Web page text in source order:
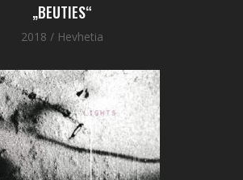
„BEUTIES“
2018 / Hevhetia